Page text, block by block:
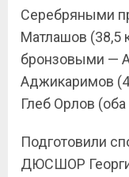
Серебряными
Матлашов (38,5
бронзовыми —
Аджикаримов
Глеб Орлов (оба
Подготовили
ДЮСШОР